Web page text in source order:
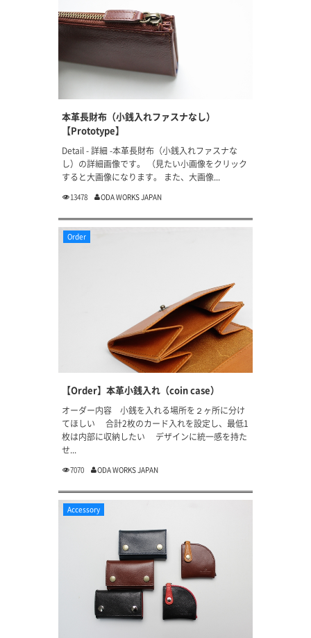
本革長財布（小銭入れファスナなし）
【Prototype】
Detail - 詳細 -本革長財布（小銭入れファスナな
し）の詳細画像です。 （見たい小画像をクリック
すると大画像になります。 また、大画像...
13478 ODA WORKS JAPAN
【Order】本革小銭入れ（coin case）
オーダー内容 小銭を入れる場所を２ヶ所に分け
てほしい 合計2枚のカード入れを設定し、最低1
枚は内部に収納したい デザインに統一感を持た
せ...
Order
7070 ODA WORKS JAPAN
Accessory